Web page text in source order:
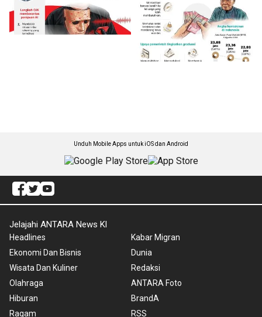
Unduh Mobile Apps untuk iOS dan Android
Jelajahi ANTARA News Kl
Headlines
Ekonomi Dan Bisnis
Wisata Dan Kuliner
Olahraga
Hiburan
Ragam
Kabar Migran
Dunia
Redaksi
ANTARA Foto
BrandA
RSS